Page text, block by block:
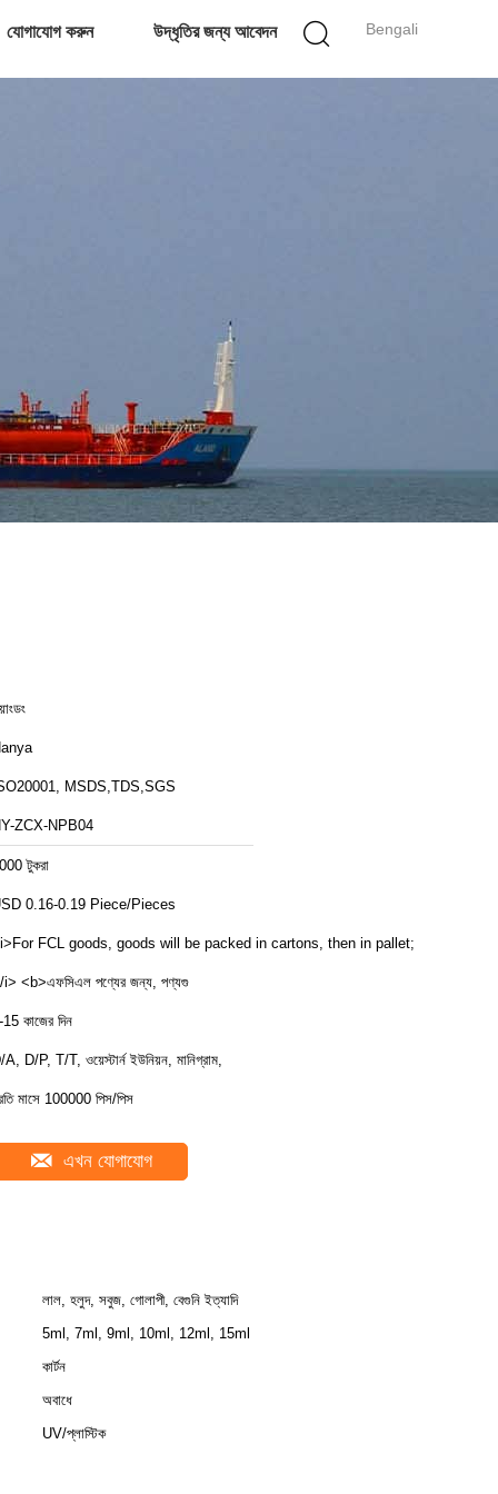
Bengali
যোগাযোগ করুন উদ্ধৃতির জন্য আবেদন
MSDS,TDS,SGS
ZCX-NPB04
টুকরা
USD 0.16-0.19 Piece/Pieces
FCL goods, goods will be packed in cartons, then in pallet;
i> <b>এফসিএল পণ্যের জন্য, পণ্যগু
কাজের দিন
A, D/P, T/T, ওয়েস্টার্ন ইউনিয়ন, মানিগ্রাম,
মাসে 100000 পিস/পিস
এখন যোগাযোগ
লাল, হলুদ, সবুজ, গোলাপী, বেগুনি ইত্যাদি
5ml, 7ml, 9ml, 10ml, 12ml, 15ml
কার্টন
অবাধে
UV/প্লাস্টিক